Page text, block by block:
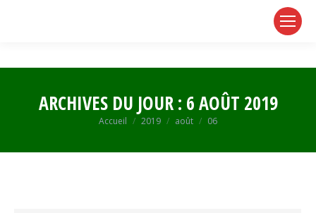
ARCHIVES DU JOUR : 6 AOÛT 2019
Vous êtes ici :
Accueil 2019 août 06